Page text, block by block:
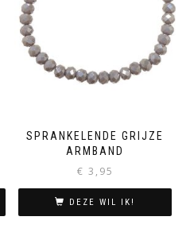
SPRANKELENDE GRIJZE
ARMBAND
€ 3,95
DEZE WIL IK!